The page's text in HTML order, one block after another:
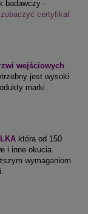
badawczy -
certyfikat
wejściowych
jest wysoki
marki
która od 150
i inne okucia
wymaganiom